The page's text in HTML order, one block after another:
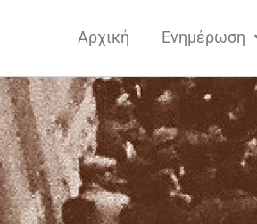
Αρχική Ενημέρωση